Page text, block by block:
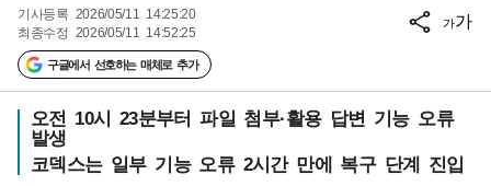
기사등록 2026/05/11 14:25:20
최종수정 2026/05/11 14:52:25
구글에서 선호하는 매체로 추가
가가
오전 10시 23분부터 파일 첨부·활용 답변 기능 오류
발생
코덱스는 일부 기능 오류 2시간 만에 복구 단계 진입